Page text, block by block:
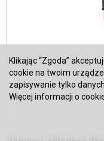
Klikając “Zgoda”
cookie na twoim
zapisywanie tylko
Więcej informacji o